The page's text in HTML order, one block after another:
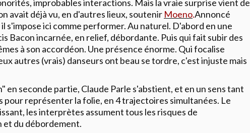
improbables interactions. Mais la vraie surprise vient de
avait déjà vu, en d'autres lieux, soutenir Moeno.Annoncé
s'impose ici comme performer. Au naturel. D'abord en une
Bacon incarnée, en relief, débordante. Puis qui fait subir des
à son accordéon. Une présence énorme. Qui focalise
autres (vrais) danseurs ont beau se tordre, c'est injuste mais
en seconde partie, Claude Parle s'abstient, et en un sens tant
pour représenter la folie, en 4 trajectoires simultanées. Le
les interprètes assument tous les risques de
du débordement.